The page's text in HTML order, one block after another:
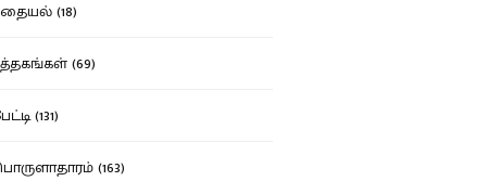
(18)
(69)
(131)
(163)